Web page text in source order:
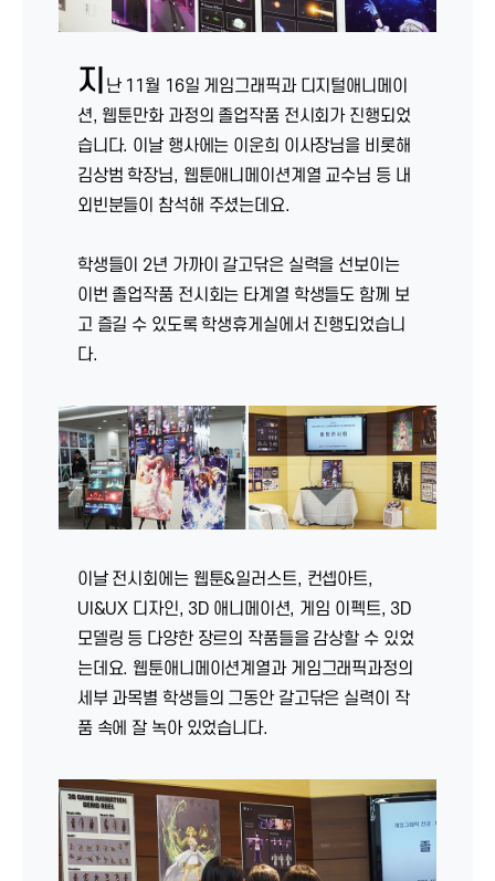
지 난 11월 16일 게임그래픽과 디지털애니메이
션, 웹툰만화 과정의 졸업작품 전시회가 진행되었
습니다. 이날 행사에는 이운희 이사장님을 비롯해
김상범 학장님, 웹툰애니메이션계열 교수님 등 내
외빈분들이 참석해 주셨는데요.
학생들이 2년 가까이 갈고닦은 실력을 선보이는
이번 졸업작품 전시회는 타계열 학생들도 함께 보
고 즐길 수 있도록 학생휴게실에서 진행되었습니
다.
이날 전시회에는 웹툰&일러스트, 컨셉아트,
UI&UX 디자인, 3D 애니메이션, 게임 이펙트, 3D
모델링 등 다양한 장르의 작품들을 감상할 수 있었
는데요. 웹툰애니메이션계열과 게임그래픽과정의
세부 과목별 학생들의 그동안 갈고닦은 실력이 작
품 속에 잘 녹아 있었습니다.